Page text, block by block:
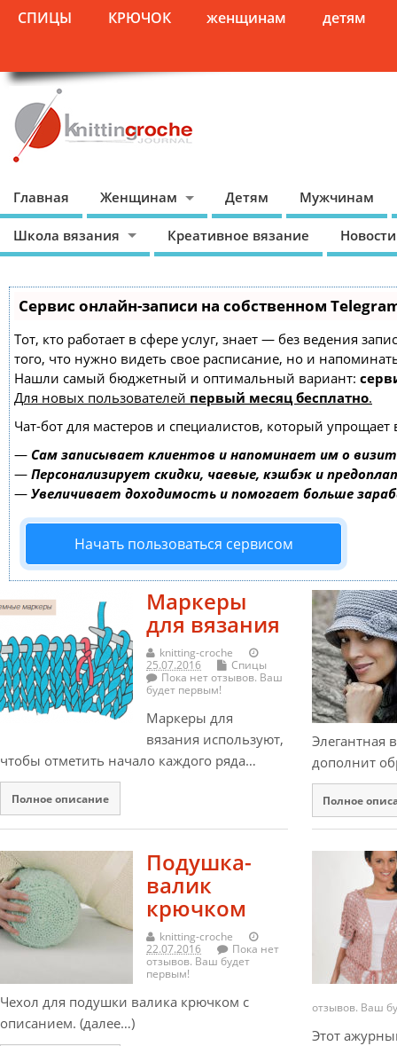
СПИЦЫ КРЮЧОК женщинам детям
Главная Женщинам Детям Мужчинам
Школа вязания Креативное вязание
Сервис онлайн-записи на собственном
Тот, кто работает в сфере услуг, знает — без ведения
того, что нужно видеть свое расписание, но и
Нашли самый бюджетный и оптимальный вариант:
Для новых пользователей первый месяц бесплатно.
Чат-бот для мастеров и специалистов, который упрощает
— Сам записывает клиентов и напоминает им о
— Персонализирует скидки, чаевые, кэшбэк и
— Увеличивает доходимость и помогает больше
Начать пользоваться сервисом
Маркеры
для вязания
knitting-croche
25.07.2016
Спицы
Пока нет отзывов. Ваш
будет первым!
Маркеры для
вязания используют,
чтобы отметить начало каждого ряда…
Полное описание
Элегантная
дополнит
Полное
Подушка-
валик
крючком
knitting-croche
22.07.2016
Пока нет
отзывов. Ваш будет
первым!
Чехол для подушки валика крючком с
описанием. (далее…)
отзывов. Ваш
Этот